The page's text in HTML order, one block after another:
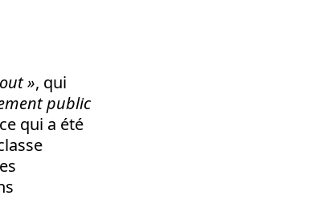
», qui
public
qui a été